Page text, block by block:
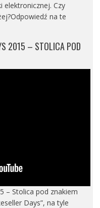
elektronicznej. Czy
na te
2015 – STOLICA POD
– Stolica pod znakiem
Days”, na tyle